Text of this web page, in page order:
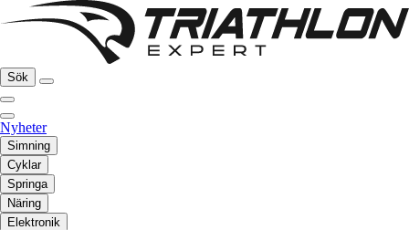
Sök
Nyheter
Simning
Cyklar
Springa
Näring
Elektronik